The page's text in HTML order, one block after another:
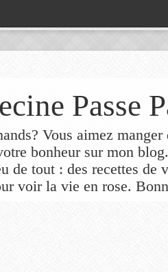
Passe
Vous aimez
bonheur sur mon
de tout : des recettes de
voir la vie en rose.